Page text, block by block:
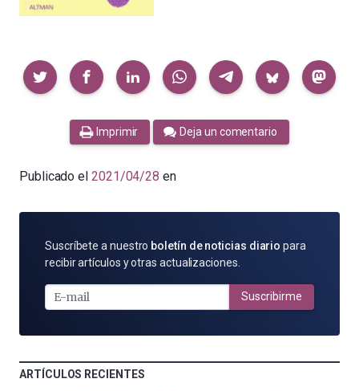
Compartir
Imprimir Deja un comentario
Publicado el 2021/04/28 en
SUSCRÍBETE
POR
MAIL
Suscríbete a nuestro boletín de noticias diario para
recibir artículos y otras actualizaciones.
Suscribirme
ARTÍCULOS RECIENTES